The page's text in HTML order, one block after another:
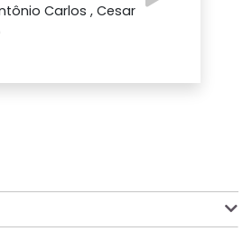
Carlos , Cesar